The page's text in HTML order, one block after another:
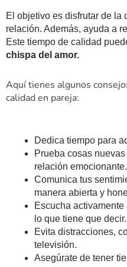
El objetivo es disfrutar de la
relación. Además, ayuda a
Este tiempo de calidad
chispa del amor.
Aquí tienes algunos
calidad en pareja:
Dedica tiempo para
Prueba cosas
relación emocionante.
Comunica tus
manera abierta y
Escucha
lo que tiene que decir.
Evita distracciones,
televisión.
Asegúrate de tener